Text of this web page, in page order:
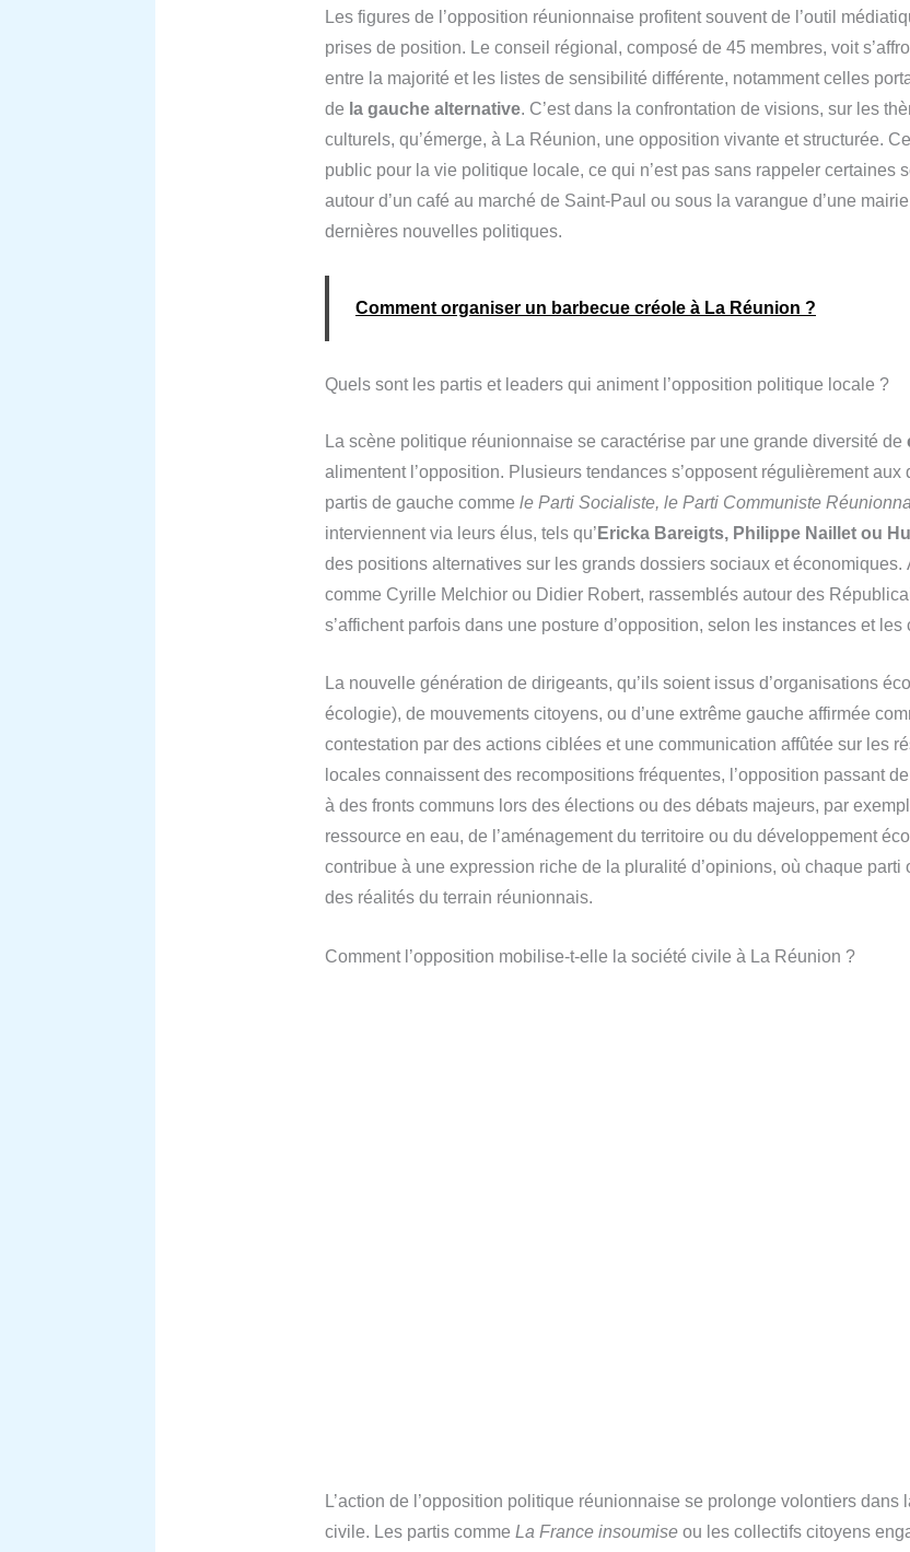
Les figures de l’opposition réunionnaise profitent souvent de l’outil
prises de position. Le conseil régional, composé de 45 membres, voit
entre la majorité et les listes de sensibilité différente, notamment celles
de la gauche alternative. C’est dans la confrontation de visions, sur les
culturels, qu’émerge, à La Réunion, une opposition vivante et structurée.
public pour la vie politique locale, ce qui n’est pas sans rappeler certaines
autour d’un café au marché de Saint-Paul ou sous la varangue d’une
dernières nouvelles politiques.
Comment organiser un barbecue créole à La Réunion ?
Quels sont les partis et leaders qui animent l’opposition politique locale ?
La scène politique réunionnaise se caractérise par une grande diversité de
alimentent l’opposition. Plusieurs tendances s’opposent régulièrement aux
partis de gauche comme le Parti Socialiste, le Parti Communiste
interviennent via leurs élus, tels qu’ Ericka Bareigts, Philippe Naillet ou
des positions alternatives sur les grands dossiers sociaux et économiques.
comme Cyrille Melchior ou Didier Robert, rassemblés autour des
s’affichent parfois dans une posture d’opposition, selon les instances et
La nouvelle génération de dirigeants, qu’ils soient issus d’organisations
écologie), de mouvements citoyens, ou d’une extrême gauche affirmée
contestation par des actions ciblées et une communication affûtée sur les
locales connaissent des recompositions fréquentes, l’opposition passant
à des fronts communs lors des élections ou des débats majeurs, par
ressource en eau, de l’aménagement du territoire ou du développement
contribue à une expression riche de la pluralité d’opinions, où chaque parti
des réalités du terrain réunionnais.
Comment l’opposition mobilise-t-elle la société civile à La Réunion ?
L’action de l’opposition politique réunionnaise se prolonge volontiers dans
civile. Les partis comme La France insoumise ou les collectifs citoyens